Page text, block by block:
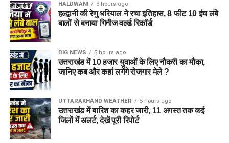
HALDWANI 3 hours ago
हल्द्वानी की रेणु धरियाल ने रचा इतिहास, 8 फीट 10 इंच लंबे
बालों से बनाया गिनीज वर्ल्ड रिकॉर्ड
BIG NEWS 5 hours ago
उत्तराखंड में 10 हजार युवाओं के लिए नौकरी का मौका,
जानिए कब और कहां लगेंगे रोजगार मेले ?
UTTARAKHAND WEATHER 5 hours ago
उत्तराखंड में बारिश का कहर जारी, 11 अगस्त तक कई
जिलों में अलर्ट, देखें पूरी रिपोर्ट